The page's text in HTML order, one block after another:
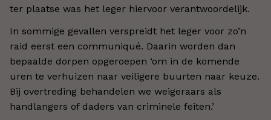
ter plaatse was het leger hiervoor verantwoordelijk.
In sommige gevallen verspreidt het leger voor zo’n
raid eerst een communiqué. Daarin worden dan
bepaalde dorpen opgeroepen ‘om in de komende
uren te verhuizen naar veiligere buurten naar keuze.
Bij overtreding behandelen we weigeraars als
handlangers of daders van criminele feiten.’